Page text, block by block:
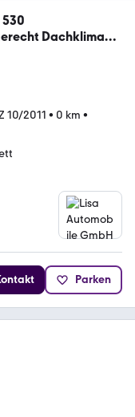
Dachklima
10/2011 • 0 km •
Parken